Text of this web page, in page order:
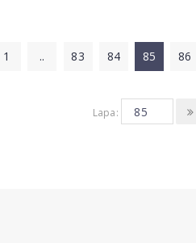
1 .. 83 84 85 86
Lapa: